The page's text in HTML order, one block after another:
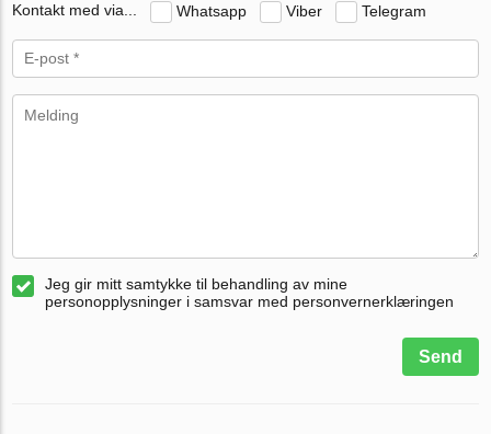
Kontakt med via... Whatsapp Viber Telegram
Jeg gir mitt samtykke til behandling av mine
personopplysninger i samsvar med personvernerklæringen
Send